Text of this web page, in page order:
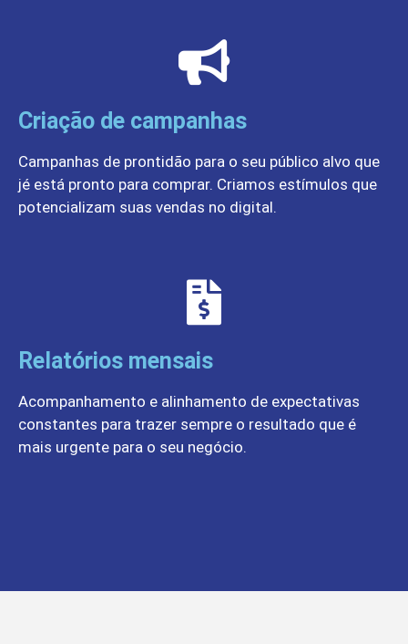
Criação de campanhas
Campanhas de prontidão para o seu público alvo que
jé está pronto para comprar. Criamos estímulos que
potencializam suas vendas no digital.
Relatórios mensais
Acompanhamento e alinhamento de expectativas
constantes para trazer sempre o resultado que é
mais urgente para o seu negócio.